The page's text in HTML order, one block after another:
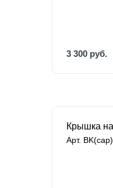
3 300 руб.
Арт. BK(cap)